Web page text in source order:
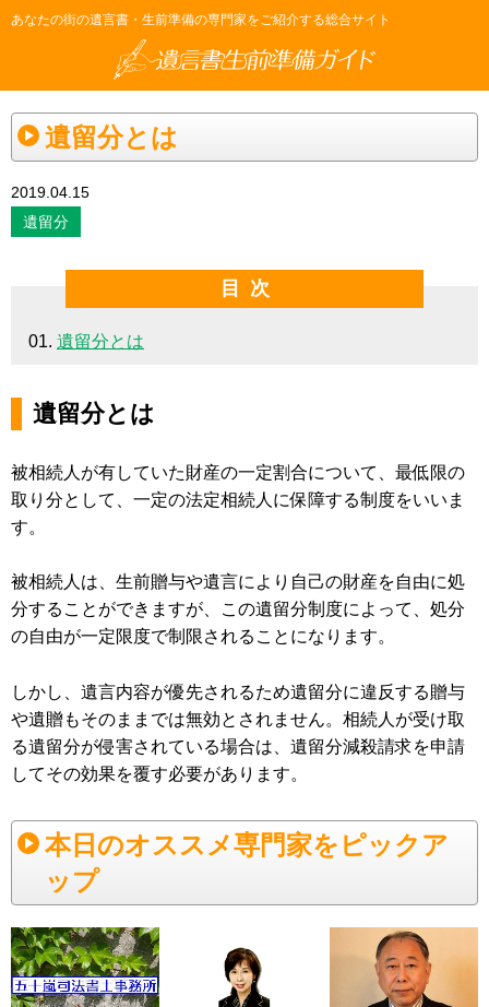
あなたの街の遺言書・生前準備の専門家をご紹介する総合サイト
遺留分とは
2019.04.15
遺留分
目次
遺留分とは
遺留分とは
被相続人が有していた財産の一定割合について、最低限の
取り分として、一定の法定相続人に保障する制度をいいま
す。
被相続人は、生前贈与や遺言により自己の財産を自由に処
分することができますが、この遺留分制度によって、処分
の自由が一定限度で制限されることになります。
しかし、遺言内容が優先されるため遺留分に違反する贈与
や遺贈もそのままでは無効とされません。相続人が受け取
る遺留分が侵害されている場合は、遺留分減殺請求を申請
してその効果を覆す必要があります。
本日のオススメ専門家をピックア
ップ